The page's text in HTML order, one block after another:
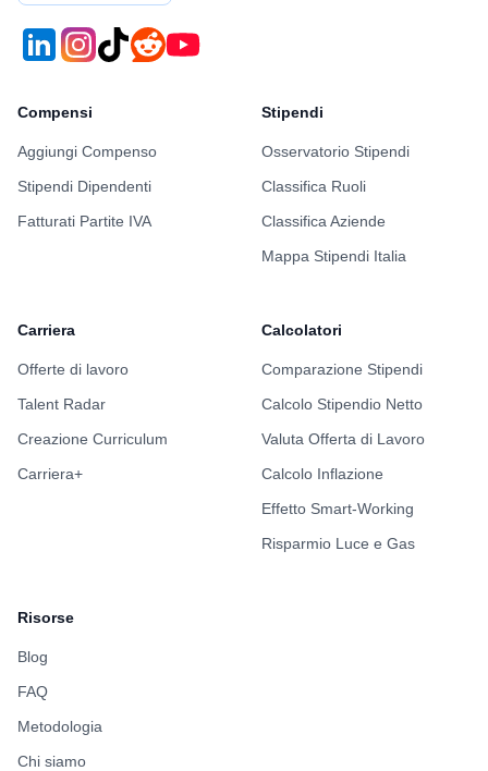
Compensi
Aggiungi Compenso
Stipendi Dipendenti
Fatturati Partite IVA
Stipendi
Osservatorio Stipendi
Classifica Ruoli
Classifica Aziende
Mappa Stipendi Italia
Carriera
Offerte di lavoro
Talent Radar
Creazione Curriculum
Carriera+
Calcolatori
Comparazione Stipendi
Calcolo Stipendio Netto
Valuta Offerta di Lavoro
Calcolo Inflazione
Effetto Smart-Working
Risparmio Luce e Gas
Risorse
Blog
FAQ
Metodologia
Chi siamo